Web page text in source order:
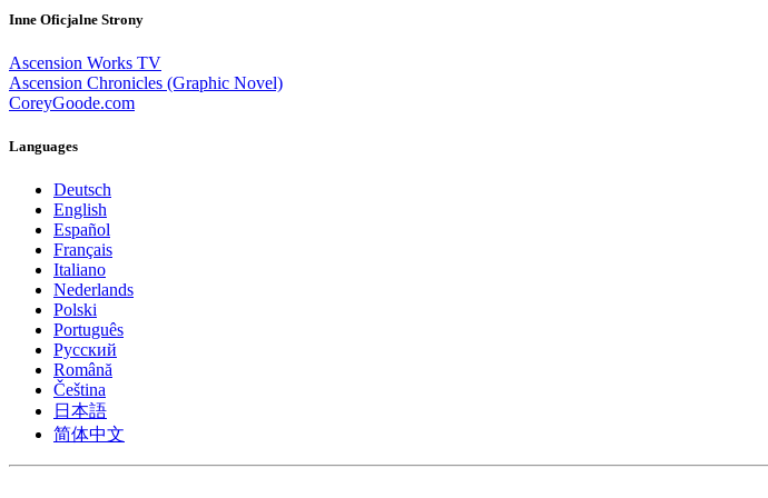
Inne Oficjalne Strony
Ascension Works TV
Ascension Chronicles (Graphic Novel)
CoreyGoode.com
Languages
Deutsch
English
Español
Français
Italiano
Nederlands
Polski
Português
Pусский
Română
Čeština
日本語
简体中文